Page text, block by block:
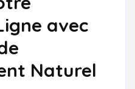
avec
Naturel